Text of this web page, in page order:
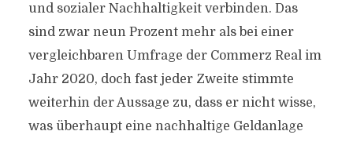
und sozialer Nachhaltigkeit verbinden. Das
sind zwar neun Prozent mehr als bei einer
vergleichbaren Umfrage der Commerz Real im
Jahr 2020, doch fast jeder Zweite stimmte
weiterhin der Aussage zu, dass er nicht wisse,
was überhaupt eine nachhaltige Geldanlage